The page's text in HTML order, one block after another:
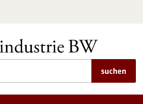
suchen